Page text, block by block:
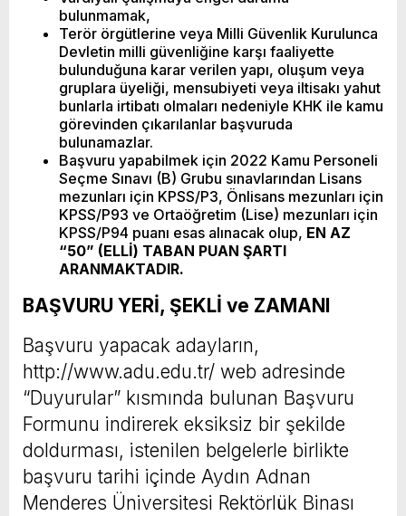
bulunmamak,
Terör örgütlerine veya Milli Güvenlik Kurulunca
Devletin milli güvenliğine karşı faaliyette
bulunduğuna karar verilen yapı, oluşum veya
gruplara üyeliği, mensubiyeti veya iltisakı yahut
bunlarla irtibatı olmaları nedeniyle KHK ile kamu
görevinden çıkarılanlar başvuruda
bulunamazlar.
Başvuru yapabilmek için 2022 Kamu Personeli
Seçme Sınavı (B) Grubu sınavlarından Lisans
mezunları için KPSS/P3, Önlisans mezunları için
KPSS/P93 ve Ortaöğretim (Lise) mezunları için
KPSS/P94 puanı esas alınacak olup, EN AZ
“50” (ELLİ) TABAN PUAN ŞARTI
ARANMAKTADIR.
BAŞVURU YERİ, ŞEKLİ ve ZAMANI
Başvuru yapacak adayların,
http://www.adu.edu.tr/ web adresinde
“Duyurular” kısmında bulunan Başvuru
Formunu indirerek eksiksiz bir şekilde
doldurması, istenilen belgelerle birlikte
başvuru tarihi içinde Aydın Adnan
Menderes Üniversitesi Rektörlük Binası